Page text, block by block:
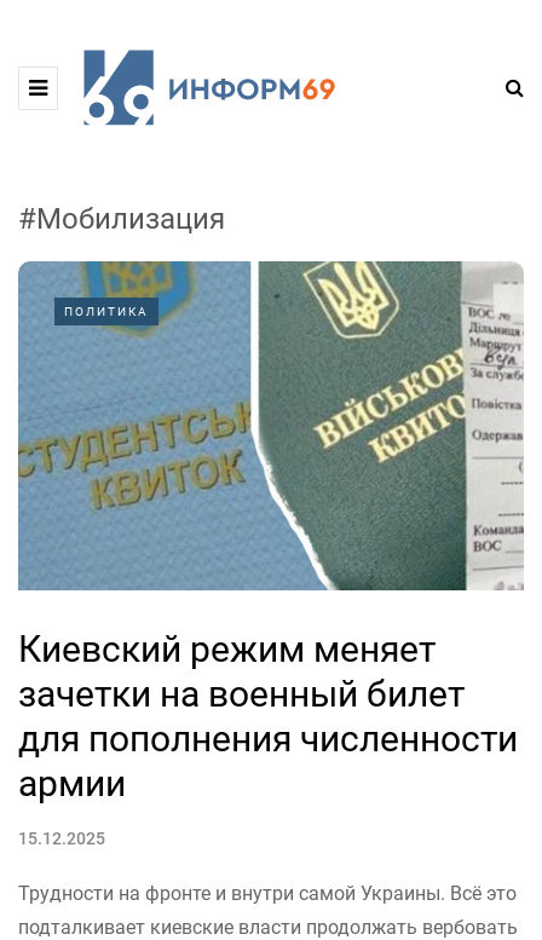
#Мобилизация
ПОЛИТИКА
Киевский режим меняет
зачетки на военный билет
для пополнения численности
армии
15.12.2025
Трудности на фронте и внутри самой Украины. Всё это
подталкивает киевские власти продолжать вербовать